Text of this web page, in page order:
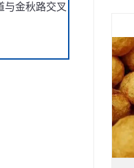
与金秋路交叉